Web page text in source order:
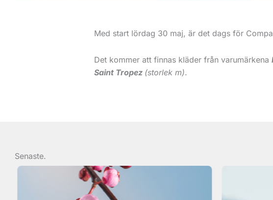
Med start lördag 30 maj, är det dags för
Det kommer att finnas kläder från varumärkena
Saint Tropez (storlek m).
Senaste.